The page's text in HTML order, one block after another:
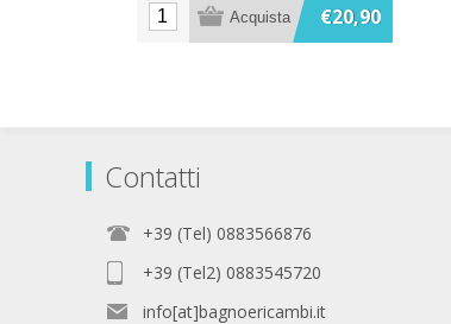
€20,90
Contatti
+39 (Tel) 0883566876
+39 (Tel2) 0883545720
info[at]bagnoericambi.it